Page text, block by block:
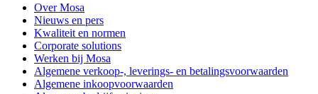
Over Mosa
Nieuws en pers
Kwaliteit en normen
Corporate solutions
Werken bij Mosa
Algemene verkoop-, leverings- en betalingsvoorwaarden
Algemene inkoopvoorwaarden